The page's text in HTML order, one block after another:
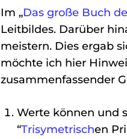
Im „Das große Buch
Leitbildes. Darüber
meistern. Dies ergab
möchte ich hier
zusammenfassender
Werte können und
“Trisymetrischen